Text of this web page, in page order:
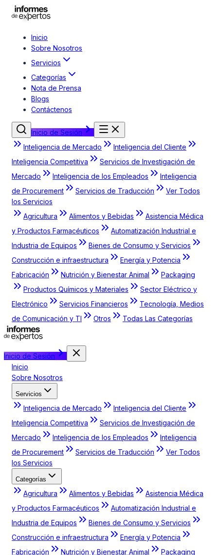
Inicio
Sobre Nosotros
Servicios
Categorías
Nota de Prensa
Blogs
Contáctenos
Inicio de Sesión
Inteligencia de Mercado
Inteligencia del Cliente
Inteligencia Competitiva
Servicios de Investigación de
Mercado
Inteligencia de los Empleados
Inteligencia
de Procurement
Servicios de Traducción
Ver Todos
los Servicios
Agricultura
Alimentos y Bebidas
Asistencia Médica
y Productos Farmacéuticos
Automatización Industrial e
Industria de Equipos
Bienes de Consumo y Servicios
Construcción e infraestructura
Energía y Potencia
Fabricación
Nutrición y Bienestar Animal
Packaging
Productos Químicos y Materiales
Sector Eléctrico y
Electrónico
Servicios Financieros
Tecnología, Medios
de Comunicación y TI
Otros Todas Las Categorías
Inicio de Sesión
Inicio
Sobre Nosotros
Servicios
Inteligencia de Mercado
Inteligencia del Cliente
Inteligencia Competitiva
Servicios de Investigación de
Mercado
Inteligencia de los Empleados
Inteligencia
de Procurement
Servicios de Traducción
Ver Todos
los Servicios
Categorías
Agricultura Alimentos y Bebidas
Asistencia Médica
y Productos Farmacéuticos
Automatización Industrial e
Industria de Equipos
Bienes de Consumo y Servicios
Construcción e infraestructura
Energía y Potencia
Fabricación
Nutrición y Bienestar Animal
Packaging